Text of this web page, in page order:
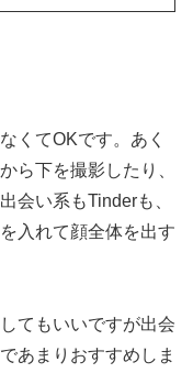
くてOKです。あく
ら下を撮影したり、
会い系もTinderも、
入れて顔全体を出す
てもいいですが出会
あまりおすすめしま